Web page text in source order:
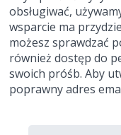
obsługiwać,
wsparcie ma
możesz sprawdzać
również dostęp do
swoich próśb. Aby
poprawny adres